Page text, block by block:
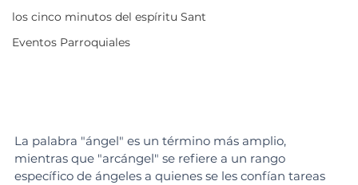
los cinco minutos del espíritu Sant
Eventos Parroquiales
La palabra "ángel" es un término más amplio,
mientras que "arcángel" se refiere a un rango
específico de ángeles a quienes se les confían tareas